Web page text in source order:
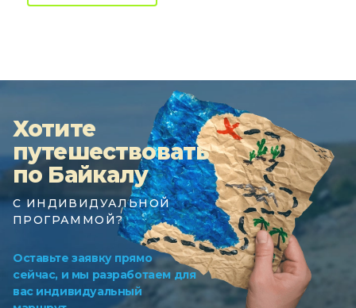
Хотите
путешествовать
по Байкалу
С ИНДИВИДУАЛЬНОЙ
ПРОГРАММОЙ?
Оставьте заявку прямо
сейчас, и мы разработаем для
вас индивидуальный